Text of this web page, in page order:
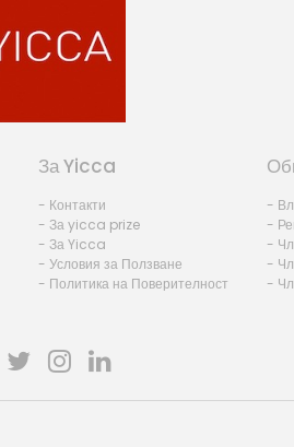
За Yicca
- Контакти
- За yicca prize
- За Yicca
- Условия за Ползване
- Политика на Поверителност
-
-
-
-
-